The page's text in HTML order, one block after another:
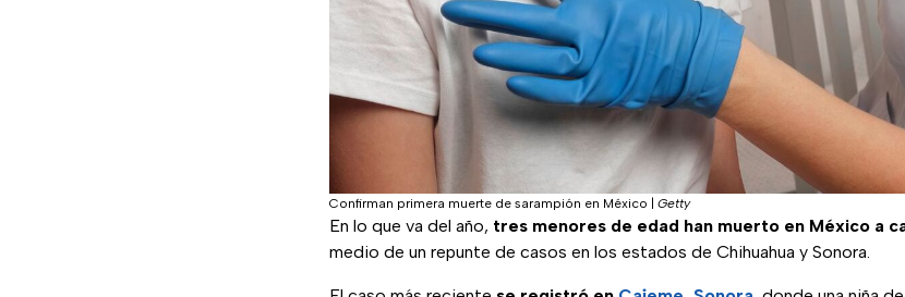
Confirman primera muerte de sarampión en México Getty
En lo que va del año, tres menores de edad han muerto en México a
medio de un repunte de casos en los estados de Chihuahua y Sonora.